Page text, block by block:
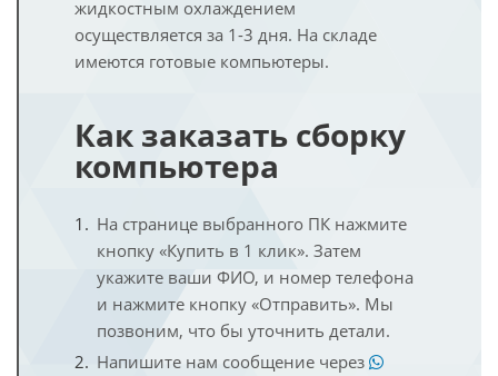
жидкостным охлаждением
осуществляется за 1-3 дня. На складе
имеются готовые компьютеры.
Как заказать сборку
компьютера
На странице выбранного ПК нажмите
кнопку «Купить в 1 клик». Затем
укажите ваши ФИО, и номер телефона
и нажмите кнопку «Отправить». Мы
позвоним, что бы уточнить детали.
Напишите нам сообщение через